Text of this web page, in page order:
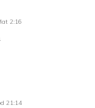
2:16
21:14